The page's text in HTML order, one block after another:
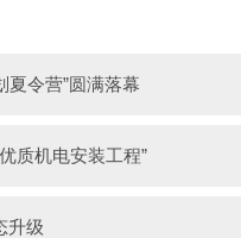
夏令营”圆满落幕
质机电安装工程”
升级